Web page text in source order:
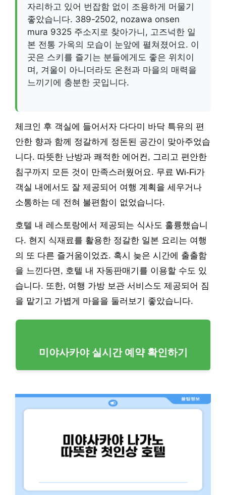
자리하고 있어 번잡함 없이 조용하게 머물기
좋았습니다. 389-2502, nozawa onsen
mura 9325 주소지로 찾아가니, 고즈넉한 일
본 전통 가옥의 모습이 눈앞에 펼쳐졌어요. 이
곳은 스키를 즐기는 분들에게도 좋은 위치이
며, 겨울이 아니더라도 온천과 마을의 매력을
느끼기에 충분한 곳입니다.
체크인 후 객실에 들어서자 다다미 바닥 특유의 편
안한 향과 함께 정갈하게 정돈된 공간이 맞아주었습
니다. 따뜻한 난방과 쾌적한 에어컨, 그리고 편안한
침구까지 모든 것이 만족스러웠어요. 무료 Wi-Fi가
객실 내에서도 잘 제공되어 여행 계획을 세우거나
소통하는 데 전혀 불편함이 없었습니다.
호텔 내 레스토랑에서 제공되는 식사도 훌륭했습니
다. 현지 식재료를 활용한 정갈한 일본 요리는 여행
의 또 다른 즐거움이었죠. 혹시 늦은 시간에 출출함
을 느낀다면, 호텔 내 자동판매기를 이용할 수도 있
습니다. 또한, 여행 가방 보관 서비스도 제공되어 짐
을 맡기고 가볍게 마을을 둘러보기 좋았습니다.
미야사카야 실시간 예약 확인하기